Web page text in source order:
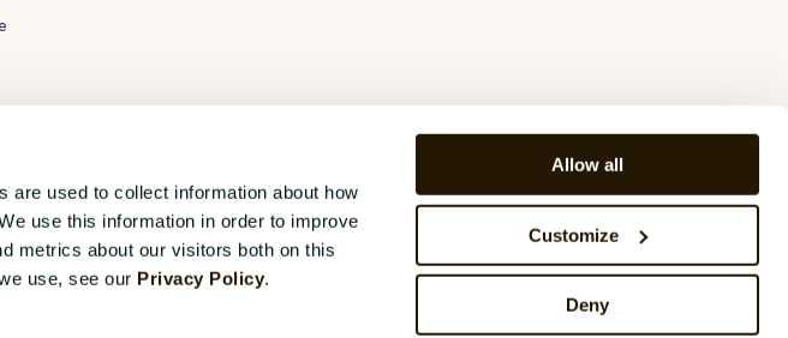
are used to collect information about how
use this information in order to improve
metrics about our visitors both on this
use, see our Privacy Policy.
Allow all
Customize
Deny
Copyright © 2025, CatalystOne Solutions